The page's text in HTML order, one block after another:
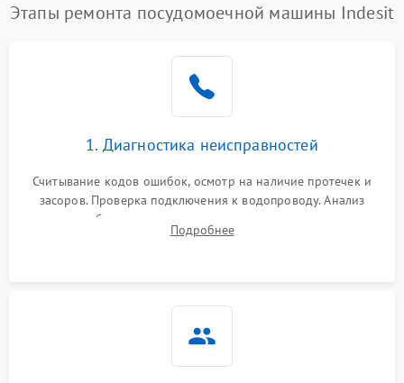
Этапы ремонта посудомоечной машины Indesit
1. Диагностика неисправностей
Считывание кодов ошибок, осмотр на наличие протечек и
засоров. Проверка подключения к водопроводу. Анализ
жалоб на отсутствие слива, нагрева, вращения
разбрызгивателей или срабатывание системы защиты
Подробнее